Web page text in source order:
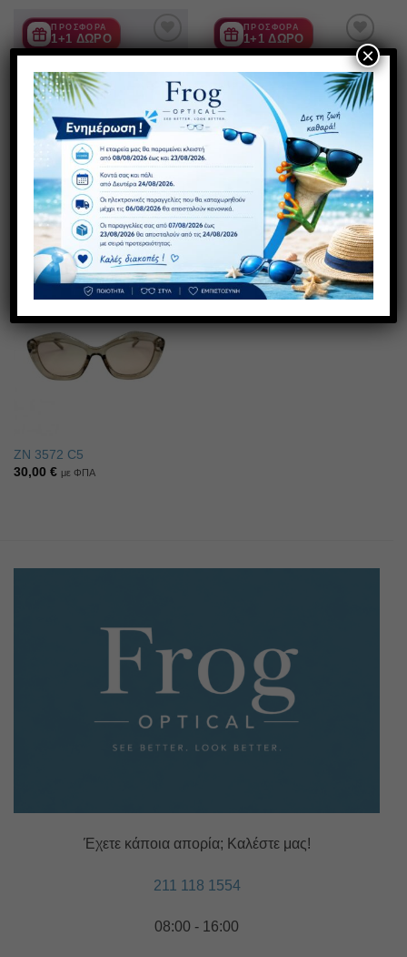
ΠΡΟΣΦΟΡΑ
1+1 ΔΩΡΟ
Πρόσθήκη
επιθυμιών
F195
15,00€ με ΦΠΑ
ΠΡΟΣΦΟΡΑ
1+1 ΔΩΡΟ
Πρόσθήκη
στην λίστα
επιθυμιών
R9625 C3
30,00
με ΦΠΑ
στην λίστα
επιθυμιών
ZN 3572 C5
30,00 € με ΦΠΑ
Έχετε κάποια απορία; Καλέστε μας!
211 118 1554
08:00 - 16:00
×